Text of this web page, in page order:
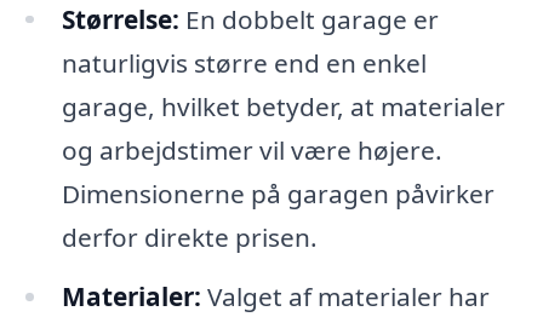
Størrelse: En dobbelt garage er
naturligvis større end en enkel
garage, hvilket betyder, at materialer
og arbejdstimer vil være højere.
Dimensionerne på garagen påvirker
derfor direkte prisen.
Materialer: Valget af materialer har